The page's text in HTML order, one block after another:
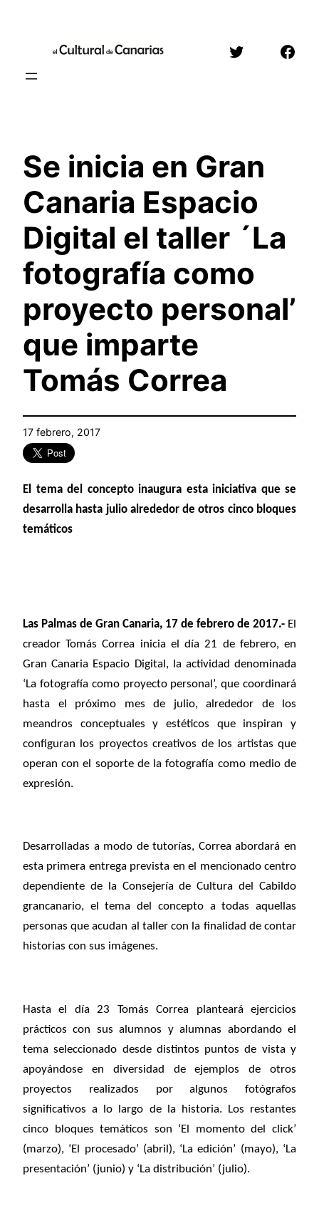
contenido
Twitter
Se inicia en Gran
Canaria Espacio
Digital el taller ´La
fotografía como
proyecto personal’
que imparte
Tomás Correa
17 febrero, 2017
El tema del concepto inaugura esta iniciativa que se
desarrolla hasta julio alrededor de otros cinco bloques
temáticos
Las Palmas de Gran Canaria, 17 de febrero de 2017.- El
creador Tomás Correa inicia el día 21 de febrero, en
Gran Canaria Espacio Digital, la actividad denominada
‘La fotografía como proyecto personal’, que coordinará
hasta el próximo mes de julio, alrededor de los
meandros conceptuales y estéticos que inspiran y
configuran los proyectos creativos de los artistas que
operan con el soporte de la fotografía como medio de
expresión.
Desarrolladas a modo de tutorías, Correa abordará en
esta primera entrega prevista en el mencionado centro
dependiente de la Consejería de Cultura del Cabildo
grancanario, el tema del concepto a todas aquellas
personas que acudan al taller con la finalidad de contar
historias con sus imágenes.
Hasta el día 23 Tomás Correa planteará ejercicios
prácticos con sus alumnos y alumnas abordando el
tema seleccionado desde distintos puntos de vista y
apoyándose en diversidad de ejemplos de otros
proyectos realizados por algunos fotógrafos
significativos a lo largo de la historia. Los restantes
cinco bloques temáticos son ‘El momento del click’
(marzo), ‘El procesado’ (abril), ‘La edición’ (mayo), ‘La
presentación’ (junio) y ‘La distribución’ (julio).